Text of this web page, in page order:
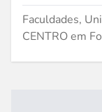
Faculdades,
CENTRO em